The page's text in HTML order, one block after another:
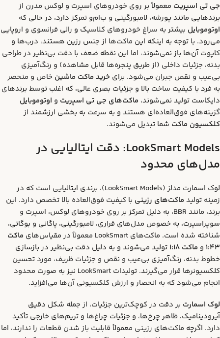
جی تی اسپریت معمولاً بر روی خودروهای اسپرت و لوکس مدرن از
برندهایی مانند پورشه، لامبورگینی و ب‌ام‌و تمرکز دارد، در حالی که
اوتوموبایل بیشتر به سراغ خودروهای کلاسیک و رالی فرانسوی و اروپایی
می‌رود. با توجه به اینکه این ماکت‌ها از جنس رزین هستند، درب‌ها و
کاپوت آن‌ها باز نمی‌شوند، اما این نقطه ضعف با دقت بی‌نظیر در طراحی
بدنه، جزئیات داخلی (از طریق پنجره‌ها قابل مشاهده) و رنگ‌آمیزی
بی‌عیب و نقص جبران می‌شود. برای خرید ماکت ماشین خاص و منحصر
به فرد با کیفیت ساخت بالا و جزئیات بصری عالی، که اغلب توسط برندهای
دایکاست تولید نمی‌شوند، ماکت‌های جی تی اسپریت و اوتوموبایل
گزینه‌های فوق‌العاده‌ای هستند و به سرعت به بخشی ارزشمند از
کلکسیون ماکت شما تبدیل می‌شوند.
LookSmart Models: دقت ایتالیایی در
مدل‌های محدود
لوک اسمارت مدلز (LookSmart Models)، برندی ایتالیایی است که در
زمینه تولید ماکت‌های رزینی با کیفیت فوق‌العاده بالا تخصص دارد. این
برند، مانند BBR، به دلیل تمرکز بر روی خودروهای لوکس، اسپرت و
سوپراسپرت، به خصوص مدل‌های فراری، لامبورگینی، پاگانی و بوگاتی،
شناخته شده است. ماکت‌های LookSmart معمولاً در مقیاس‌های
ماکت
1:43 و ماکت 1:18
تولید می‌شوند و به دلیل دقت بی‌نظیر در بازسازی
خطوط بدنه، رنگ‌آمیزی بی‌عیب و نقص و جزئیات ظریف، مورد تحسین
کلکسیونرها قرار می‌گیرند. تولیدات LookSmart نیز به صورت محدود
انجام می‌شود که به انحصار و ارزش کلکسیونی آن‌ها می‌افزاید.
لوک اسمارت بر دقت در کوچک‌ترین جزئیات، از جمله شکل دقیق
آیرودینامیک، ظاهر چرخ‌ها، و جزئیات چراغ‌ها و تریم‌های خارجی تأکید
دارد. اگرچه ماکت‌های رزینی معمولاً قابلیت باز شدن قطعات را ندارند، اما